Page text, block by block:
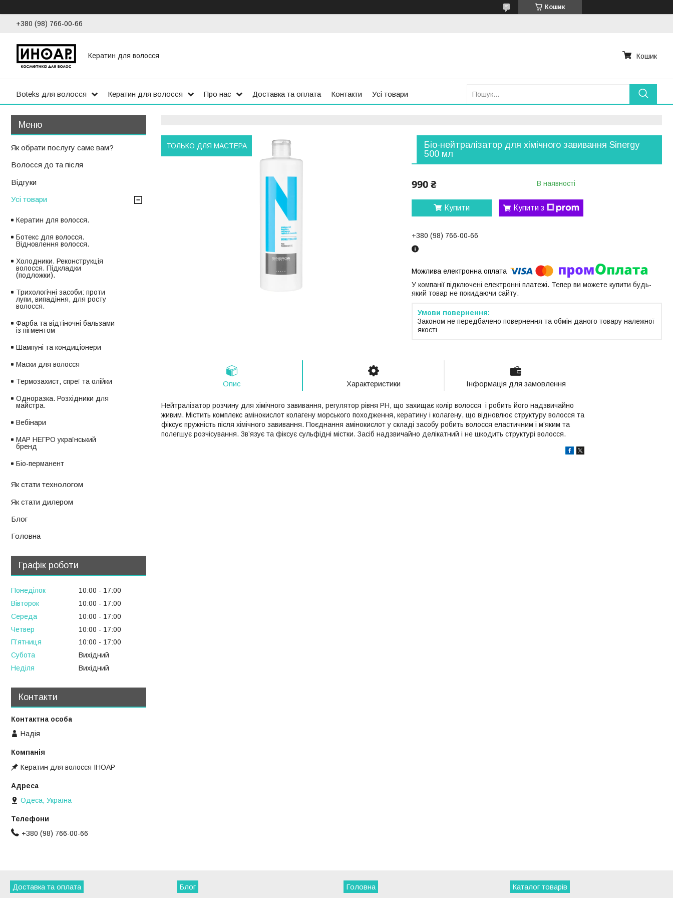
Кошик
+380 (98) 766-00-66
Кератин для волосся Кошик
Boteks для волосся Кератин для волосся Про нас Доставка та оплата Контакти Усі товари
ТОЛЬКО ДЛЯ МАСТЕРА
Біо-нейтралізатор для хімічного завивання Sinergy
500 мл
990 ₴ В наявності
Купити Купити з
+380 (98) 766-00-66
У компанії підключені електронні платежі. Тепер ви можете купити будь-
який товар не покидаючи сайту.
Законом не передбачено повернення та обмін даного товару належної
якості
Опис Характеристики Інформація для замовлення
Нейтралізатор розчину для хімічного завивання, регулятор рівня РН, що захищає колір волосся і робить його надзвичайно
живим. Містить комплекс амінокислот колагену морського походження, кератину і колагену, що відновлює структуру волосся та
фіксує пружність після хімічного завивання. Поєднання амінокислот у складі засобу робить волосся еластичним і м’яким та
полегшує розчісування. Зв’язує та фіксує сульфідні містки. Засіб надзвичайно делікатний і не шкодить структурі волосся.
Як обрати послугу саме вам?
Волосся до та після
Відгуки
Усі товари
Кератин для волосся.
Ботекс для волосся.
Відновлення волосся.
Холодники. Реконструкція
волосся. Підкладки
(подложки).
Трихологічні засоби: проти
лупи, випадіння, для росту
волосся.
Фарба та відтіночні бальзами
із пігментом
Шампуні та кондиціонери
Маски для волосся
Термозахист, спреї та олійки
Одноразка. Розхідники для
майстра.
Вебінари
МАР НЕГРО український
бренд
Біо-перманент
Як стати технологом
Як стати дилером
Блог
Головна
Графік роботи
Понеділок 10:00
17:00
Вівторок
10:00
17:00
Середа
10:00
17:00
Четвер
10:00
17:00
Пʼятниця
10:00
17:00
Субота
Вихідний
Неділя
Вихідний
Контакти
Надія
Кератин для волосся ІНОАР
Одеса, Україна
+380 (98) 766-00-66
Доставка та оплата Блог Головна Каталог товарів